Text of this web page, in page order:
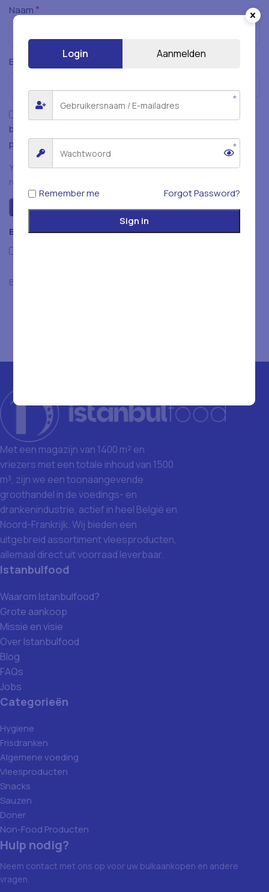
Beoordelingen
Er zijn nog geen beoordelingen.
Naam *
E-mail
browser voor de volgende keer wanneer ik een reactie
plaats.
You have to be logged in to be able to add photos to your
review.
Met een magazijn van 1400 m² en
vriezers met een totale inhoud van 1500
m³, zijn we een toonaangevende
groothandel in de voedings- en
drankenindustrie, actief in heel België en
Noord-Frankrijk. Wij bieden een
uitgebreid assortiment vleesproducten,
allemaal direct uit voorraad leverbaar.
Istanbulfood
Waarom Istanbulfood?
Grote aankoop
Missie en visie
Over Istanbulfood
Blog
FAQs
Jobs
Categorieën
Hygiene
Frisdranken
Algemene voeding
Vleesproducten
Snacks
Sauzen
Doner
Non-Food Producten
Hulp nodig?
Neem contact met ons op voor uw bulkaankopen en andere
vragen.
Login Aanmelden
Remember me Forgot Password?
Sign in